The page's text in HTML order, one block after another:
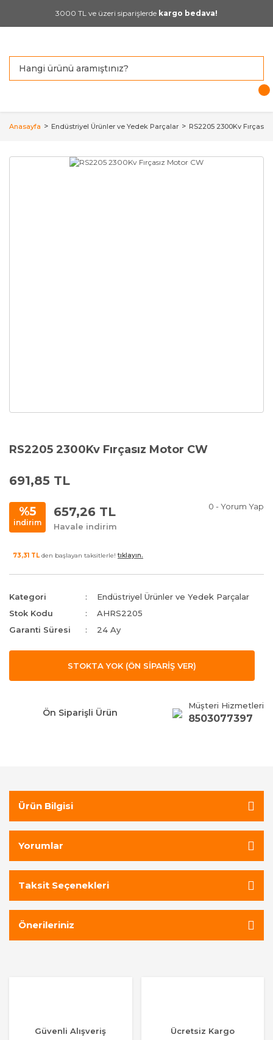
3000 TL ve üzeri siparişlerde kargo bedava!
Anasayfa Endüstriyel Ürünler ve Yedek Parçalar RS2205 2300Kv
RS2205 2300Kv Fırçasız Motor CW
691,85 TL
%5
indirim
657,26 TL
Havale indirim
0 - Yorum Yap
73,31 TL den başlayan taksitlerle! tıklayın.
Kategori
Endüstriyel Ürünler ve Yedek Parçalar
Stok Kodu
AHRS2205
Garanti Süresi
24 Ay
STOKTA YOK (ÖN SİPARİŞ VER)
Ön Siparişli Ürün
Müşteri Hizmetleri
8503077397
Ürün Bilgisi
Yorumlar
Taksit Seçenekleri
Önerileriniz
Güvenli Alışveriş Ücretsiz Kargo